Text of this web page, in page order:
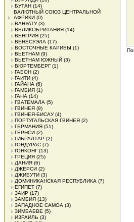
БУТАН (14)
ВАЛЮТНЫЙ СОЮЗ ЦЕНТРАЛЬНОЙ
АФРИКИ (0)
ВАНУАТУ(3)
ВЕЛИКОБРИТАНИЯ (14)
ВЕНГРИЯ (25)
ВЕНЕСУЭЛА (17)
ВОСТОЧНЫЕ КАРИБЫ (1)
ВЬЕТНАМ (9)
ВЬЕТНАМ ЮЖНЫЙ (3)
ВЮРТЕМБЕРГ(1)
ГАБОН (2)
ГАИТИ (4)
ГАЙАНА (6)
ГАМБИЯ (1)
ГАНА (14)
ГВАТЕМАЛА (5)
ГВИНЕЯ (9)
ГВИНЕЯ-БИСАУ(4)
ПОРТУГАЛЬСКАЯ ГВИНЕЯ (2)
ГЕРМАНИЯ (51)
ГЕРНСИ (2)
ГИБРАЛТАР (2)
ГОНДУРАС (7)
ГОНКОНГ(13)
ГРЕЦИЯ (25)
ДАНИЯ (6)
ДЖЕРСИ (2)
ДЖИБУТИ (3)
ДОМИНИКАНСКАЯ РЕСПУБЛИКА (7)
ЕГИПЕТ (7)
ЗАИР (17)
ЗАМБИЯ (13)
ЗАПАДНОЕ САМОА (3)
ЗИМБАБВЕ (5)
ИЗРАИЛЬ (3)